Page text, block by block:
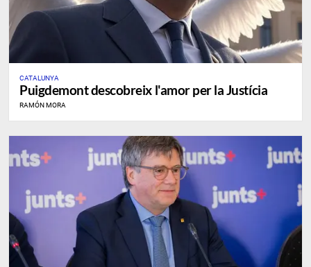
CATALUNYA
Puigdemont descobreix l'amor per la Justícia
RAMÓN MORA